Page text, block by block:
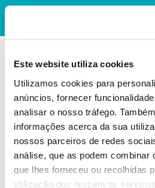
Este website utiliza cookies
Utilizamos cookies para
anúncios, fornecer
analisar o nosso tráfego.
informações acerca da sua
nossos parceiros de redes
análise, que as podem combinar
que lhes forneceu ou recolhidas
utilização dos respetivos